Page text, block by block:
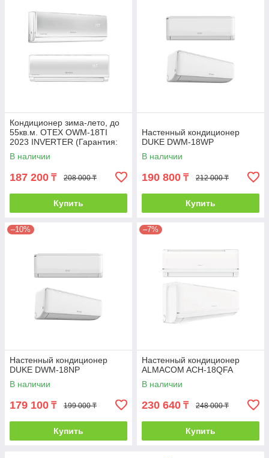
Кондиционер зима-лето, до
55кв.м. OTEX OWM-18TI
2023 INVERTER (Гарантия:
24 месяца) с инсталляцией
В наличии
187 200 ₸ 208 000 ₸
Купить
Настенный кондиционер
DUKE DWM-18WP
В наличии
190 800 ₸ 212 000 ₸
Купить
–10%
Настенный кондиционер
DUKE DWM-18NP
В наличии
179 100 ₸ 199 000 ₸
Купить
–7%
Настенный кондиционер
ALMACOM ACH-18QFA
В наличии
230 640 ₸ 248 000 ₸
Купить